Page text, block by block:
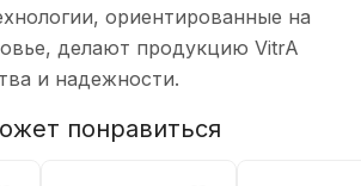
ориентированные на
делают продукцию VitrA
и надежности.
понравиться